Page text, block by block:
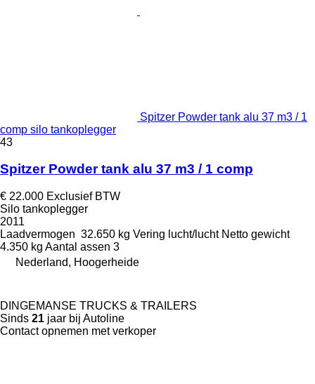
Spitzer Powder tank alu 37 m3 / 1
comp silo tankoplegger
43
Spitzer Powder tank alu 37 m3 / 1 comp
€ 22.000 Exclusief BTW
Silo tankoplegger
2011
Laadvermogen 32.650 kg Vering lucht/lucht Netto gewicht
4.350 kg Aantal assen 3
Nederland, Hoogerheide
DINGEMANSE TRUCKS & TRAILERS
Sinds 21 jaar bij Autoline
Contact opnemen met verkoper